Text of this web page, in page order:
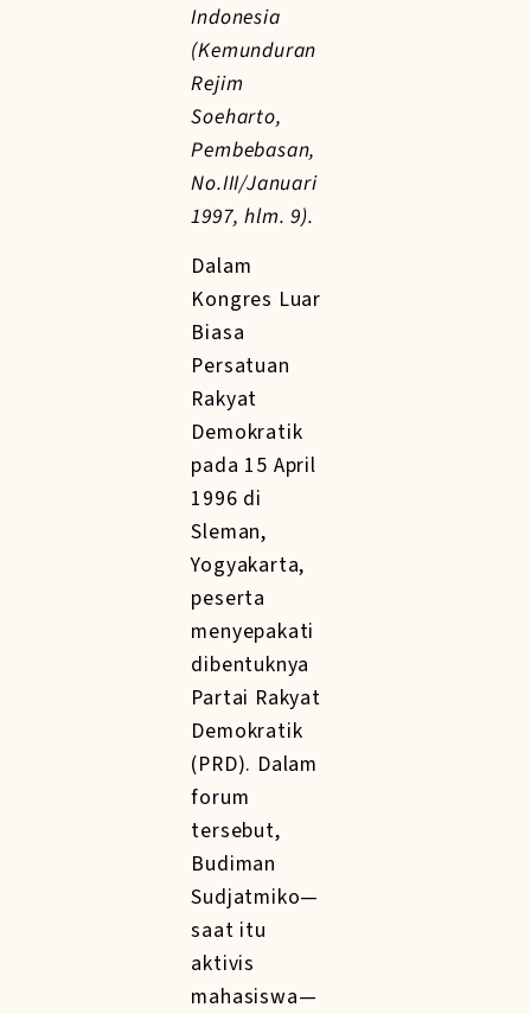
Indonesia
(Kemunduran
Rejim
Soeharto,
Pembebasan,
No.III/Januari
1997, hlm. 9).
Dalam
Kongres Luar
Biasa
Persatuan
Rakyat
Demokratik
pada 15 April
1996 di
Sleman,
Yogyakarta,
peserta
menyepakati
dibentuknya
Partai Rakyat
Demokratik
(PRD). Dalam
forum
tersebut,
Budiman
Sudjatmiko—
saat itu
aktivis
mahasiswa—